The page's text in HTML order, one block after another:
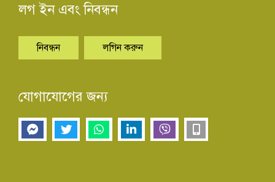
লগ ইন এবং নিবন্ধন
নিবন্ধন লগিন করুন
যোগাযোগের জন্য